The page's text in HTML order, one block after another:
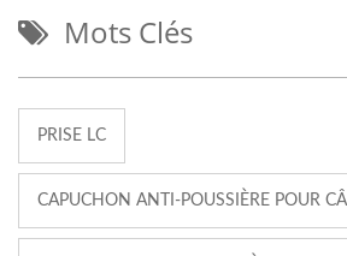
Mots Clés
PRISE LC
CAPUCHON ANTI-POUSSIÈRE POUR